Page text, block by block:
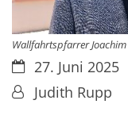
Wallfahrtspfarrer
Datum:27. Juni 2025
Von:Judith Rupp